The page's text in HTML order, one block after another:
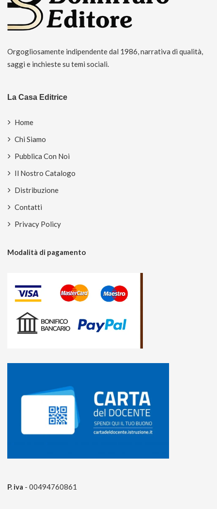
Orgogliosamente indipendente dal 1986, narrativa di qualità,
saggi e inchieste su temi sociali.
La Casa Editrice
Home
Chi Siamo
Pubblica Con Noi
Il Nostro Catalogo
Distribuzione
Contatti
Privacy Policy
Modalità di pagamento
P. iva - 00494760861